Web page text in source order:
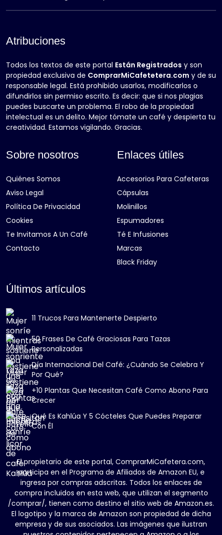
Atribuciones
Todos los textos de este portal Están Registrados y son
propiedad exclusiva de ComprarMiCafetetera.com y de su
responsable legal. Está prohibido usarlos, modificarlos o
difundirlos sin permiso escrito. Es decir: que si nos plagias
puedes buscarte un problema. El robo de la propiedad
intelectual es un delito. Mejor tómate un café y despierta tu
creatividad. Estamos vigilando. Gracias.
Sobre nosotros
Quiénes Somos
Aviso Legal
Política De Privacidad
Cookies
Te Invitamos A Un Café
Contacto
Enlaces útiles
Accesorios Para Cafeteras
Cápsulas
Molinillos
Espumadores
Té E Infusiones
Marcas
Black Friday
Últimos artículos
11 Trucos Para Mantenerte Despierto
50 Frases De Café Graciosas Para Tazas
Personalizadas
Día Internacional Del Café: ¿Cuándo Se Celebra Y
Por Qué?
+10 Plantas Que Necesitan Café Como Abono Para
Crecer
Qué Es Kahlúa Y 5 Cócteles Que Puedes Preparar
Con Él
El propietario de este portal, ComprarMiCafetera.com,
participa en el Programa de Afiliados de Amazon EU, e
ingresa por compras adscritas. Todos los enlaces de
compra incluidos en esta web, que utilizan el segmento
/comprar/, tienen como destino el sitio web de Amazon.es.
El logotipo y la marca de Amazon son propiedad de dicha
empresa y de sus asociados. Las imágenes que ilustran